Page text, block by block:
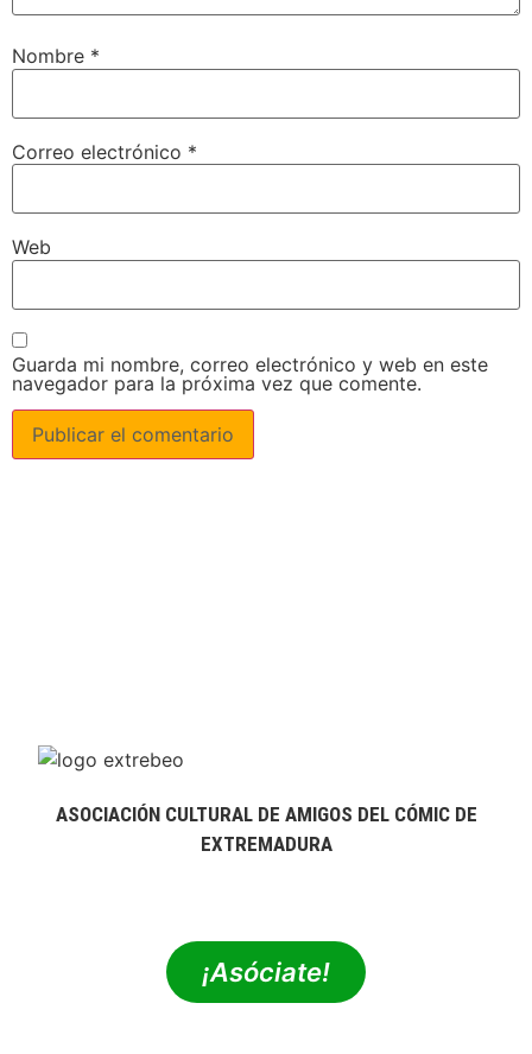
Nombre *
Correo electrónico *
Web
Guarda mi nombre, correo electrónico y web en este
navegador para la próxima vez que comente.
ASOCIACIÓN CULTURAL DE AMIGOS DEL CÓMIC DE
EXTREMADURA
¡Asóciate!